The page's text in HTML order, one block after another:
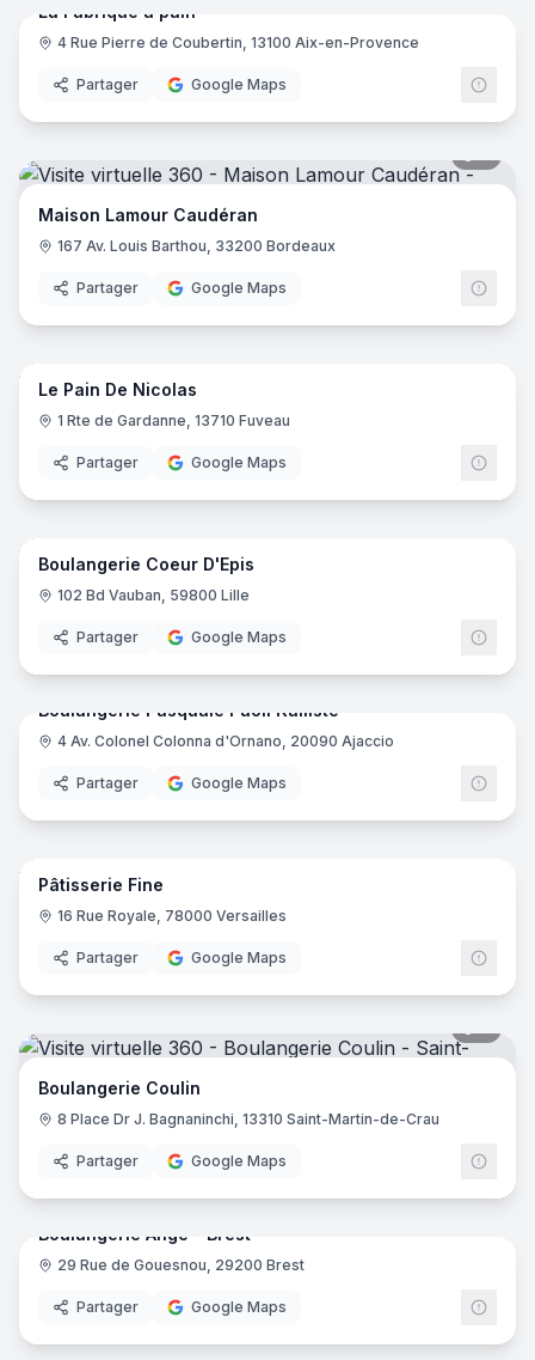
La Fabrique à pain
4 Rue Pierre de Coubertin, 13100 Aix-en-Provence
Partager Google Maps
Maison Lamour Caudéran
167 Av. Louis Barthou, 33200 Bordeaux
Partager Google Maps
5
Le Pain De Nicolas
1 Rte de Gardanne, 13710 Fuveau
Partager Google Maps
5
Boulangerie Coeur D'Epis
102 Bd Vauban, 59800 Lille
Partager Google Maps
Boulangerie Pasquale Paoli Kalliste
4 Av. Colonel Colonna d'Ornano, 20090 Ajaccio
Partager Google Maps
6
Pâtisserie Fine
16 Rue Royale, 78000 Versailles
Partager Google Maps
Boulangerie Coulin
8 Place Dr J. Bagnaninchi, 13310 Saint-Martin-de-Crau
Partager Google Maps
Boulangerie Ange - Brest
29 Rue de Gouesnou, 29200 Brest
Partager Google Maps
7